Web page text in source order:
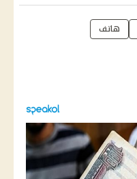
هاتف